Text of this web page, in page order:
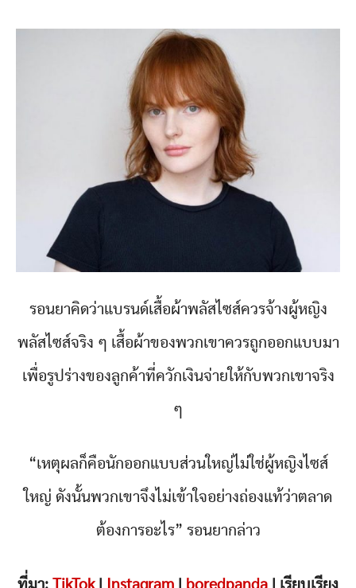
รอนยาคิดว่าแบรนด์เสื้อผ้าพลัสไซส์ควรจ้างผู้หญิง
พลัสไซส์จริง ๆ เสื้อผ้าของพวกเขาควรถูกออกแบบมา
เพื่อรูปร่างของลูกค้าที่ควักเงินจ่ายให้กับพวกเขาจริง
ๆ
“เหตุผลก็คือนักออกแบบส่วนใหญ่ไม่ใช่ผู้หญิงไซส์
ใหญ่ ดังนั้นพวกเขาจึงไม่เข้าใจอย่างถ่องแท้ว่าตลาด
ต้องการอะไร” รอนยากล่าว
ที่มา: TikTok| Instagram boredpanda | เรียบเรียง